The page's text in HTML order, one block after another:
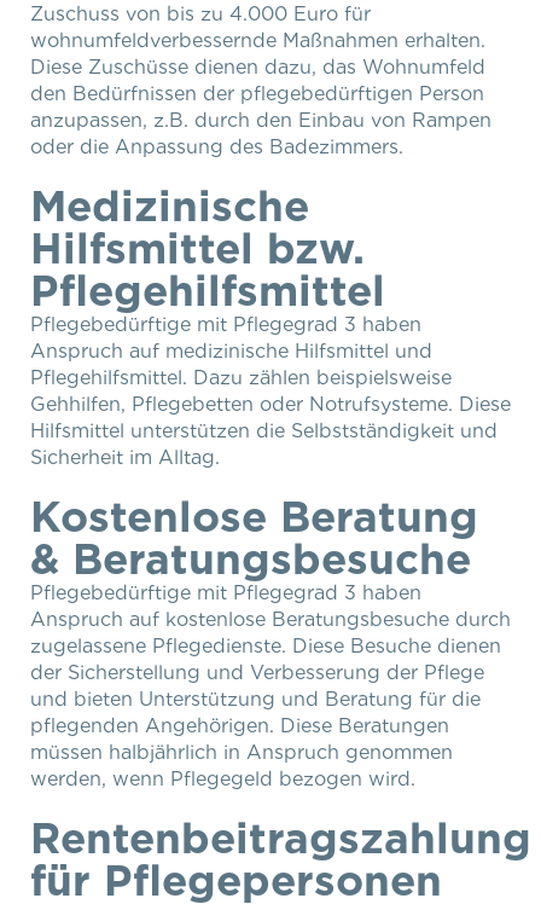
Zuschuss von bis zu 4.000 Euro für
wohnumfeldverbessernde Maßnahmen erhalten.
Diese Zuschüsse dienen dazu, das Wohnumfeld
den Bedürfnissen der pflegebedürftigen Person
anzupassen, z.B. durch den Einbau von Rampen
oder die Anpassung des Badezimmers.
Medizinische
Hilfsmittel bzw.
Pflegehilfsmittel
Pflegebedürftige mit Pflegegrad 3 haben
Anspruch auf medizinische Hilfsmittel und
Pflegehilfsmittel. Dazu zählen beispielsweise
Gehhilfen, Pflegebetten oder Notrufsysteme. Diese
Hilfsmittel unterstützen die Selbstständigkeit und
Sicherheit im Alltag.
Kostenlose Beratung
& Beratungsbesuche
Pflegebedürftige mit Pflegegrad 3 haben
Anspruch auf kostenlose Beratungsbesuche durch
zugelassene Pflegedienste. Diese Besuche dienen
der Sicherstellung und Verbesserung der Pflege
und bieten Unterstützung und Beratung für die
pflegenden Angehörigen. Diese Beratungen
müssen halbjährlich in Anspruch genommen
werden, wenn Pflegegeld bezogen wird.
Rentenbeitragszahlung
für Pflegepersonen